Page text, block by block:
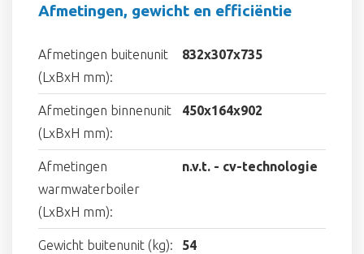
Afmetingen, gewicht en efficiëntie
Afmetingen buitenunit
(LxBxH mm):
832x307x735
Afmetingen binnenunit
(LxBxH mm):
450x164x902
Afmetingen
warmwaterboiler
(LxBxH mm):
n.v.t. - cv-technologie
Gewicht buitenunit (kg): 54